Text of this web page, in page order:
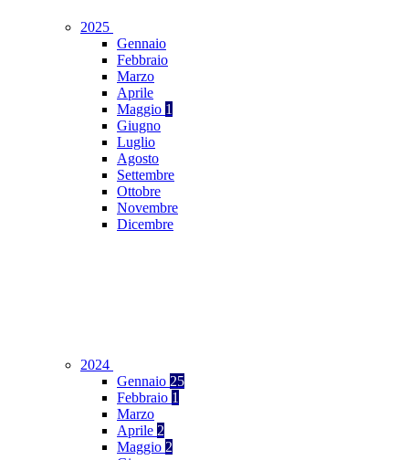
2025
Gennaio
Febbraio
Marzo
Aprile
Maggio 1
Giugno
Luglio
Agosto
Settembre
Ottobre
Novembre
Dicembre
2024
Gennaio 25
Febbraio 1
Marzo
Aprile 2
Maggio 2